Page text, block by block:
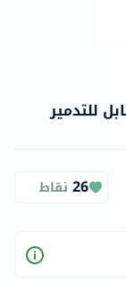
للتدمير
26 نقاط